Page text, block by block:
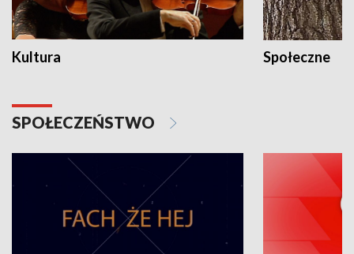
Kultura Społeczne
SPOŁECZEŃSTWO